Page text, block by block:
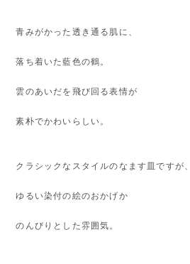
青みがかった透き通る肌に、
落ち着いた藍色の鶴。
雲のあいだを飛び回る表情が
素朴でかわいらしい。
クラシックなスタイルのなます皿ですが、
ゆるい染付の絵のおかげか
のんびりとした雰囲気。